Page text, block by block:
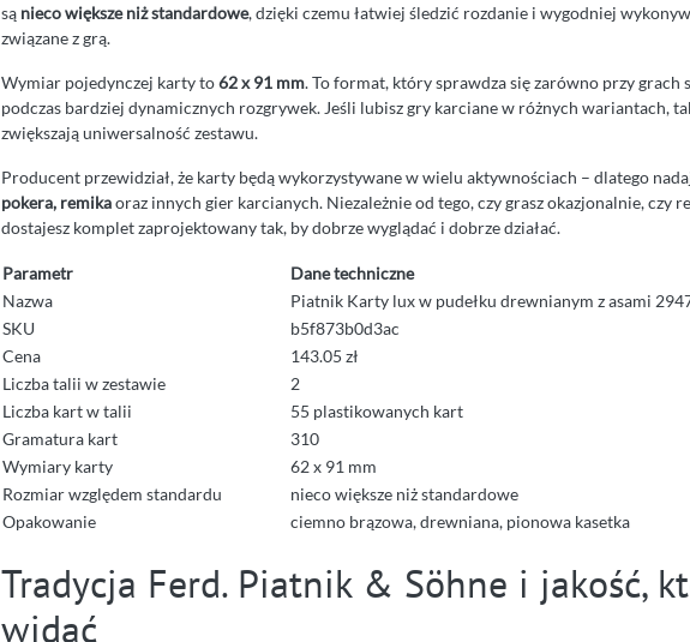
są nieco większe niż standardowe, dzięki czemu łatwiej śledzić rozdanie i wygodniej
związane z grą.
Wymiar pojedynczej karty to62 x 91 mm. To format, który sprawdza się zarówno przy grach
podczas bardziej dynamicznych rozgrywek. Jeśli lubisz gry karciane w różnych wariantach,
zwiększają uniwersalność zestawu.
Producent przewidział, że karty będą wykorzystywane w wielu aktywnościach – dlatego
pokera, remikaoraz innych gier karcianych. Niezależnie od tego, czy grasz okazjonalnie, czy
dostajesz komplet zaprojektowany tak, by dobrze wyglądać i dobrze działać.
Parametr
Dane techniczne
Nazwa
Piatnik Karty lux w pudełku drewnianym z asami
SKU
b5f873b0d3ac
Cena
143.05 zł
Liczba talii w zestawie
2
Liczba kart w talii
55 plastikowanych kart
Gramatura kart
310
Wymiary karty
62 x 91 mm
Rozmiar względem standardu
nieco większe niż standardowe
Opakowanie
ciemno brązowa, drewniana, pionowa kasetka
Tradycja Ferd. Piatnik & Söhne i jakość,
widać